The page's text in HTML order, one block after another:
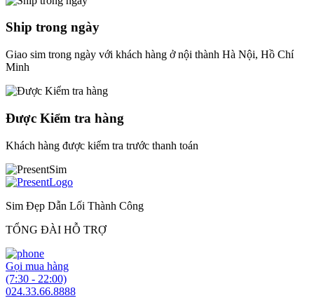
Ship trong ngày
Giao sim trong ngày với khách hàng ở nội thành Hà Nội, Hồ Chí
Minh
Được Kiểm tra hàng
Khách hàng được kiểm tra trước thanh toán
Sim Đẹp Dẫn Lối Thành Công
TỔNG ĐÀI HỖ TRỢ
Gọi mua hàng
(7:30 - 22:00)
024.33.66.8888